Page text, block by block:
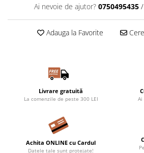
Ai nevoie de ajutor? 0750495435 /
Adauga la Favorite
Livrare gratuită
La comenzile de peste 300 LEI Ai
Achita ONLINE cu Cardul
Datele tale sunt protejate!